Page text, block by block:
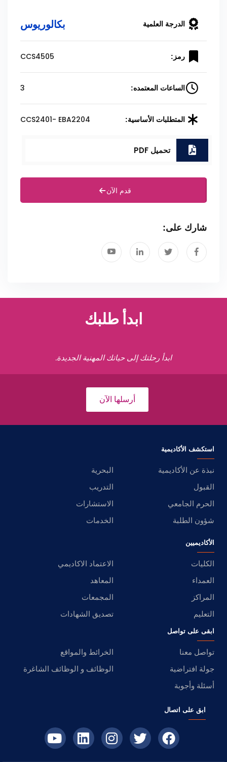
الدرجة العلمية بكالوريوس
رمز: CCS4505
الساعات المعتمده: 3
المتطلبات الأساسية: CCS2401- EBA2204
تحميل PDF
قدم الآن
شارك على:
ابدأ طلبك
ابدأ رحلتك إلى حياتك المهنية الجديدة.
أرسلها الآن
استكشف الأكاديمية
نبذة عن الأكاديمية
البحرية
القبول
التدريب
الحرم الجامعي
الاستشارات
شؤون الطلبة
الخدمات
الأكاديميين
الكليات
الاعتماد الاكاديمي
العمداء
المعاهد
المراكز
المجمعات
التعليم
تصديق الشهادات
ابقى على تواصل
تواصل معنا
الخرائط والمواقع
جولة افتراضية
الوظائف و الوظائف الشاغرة
أسئلة وأجوبة
ابق على اتصال